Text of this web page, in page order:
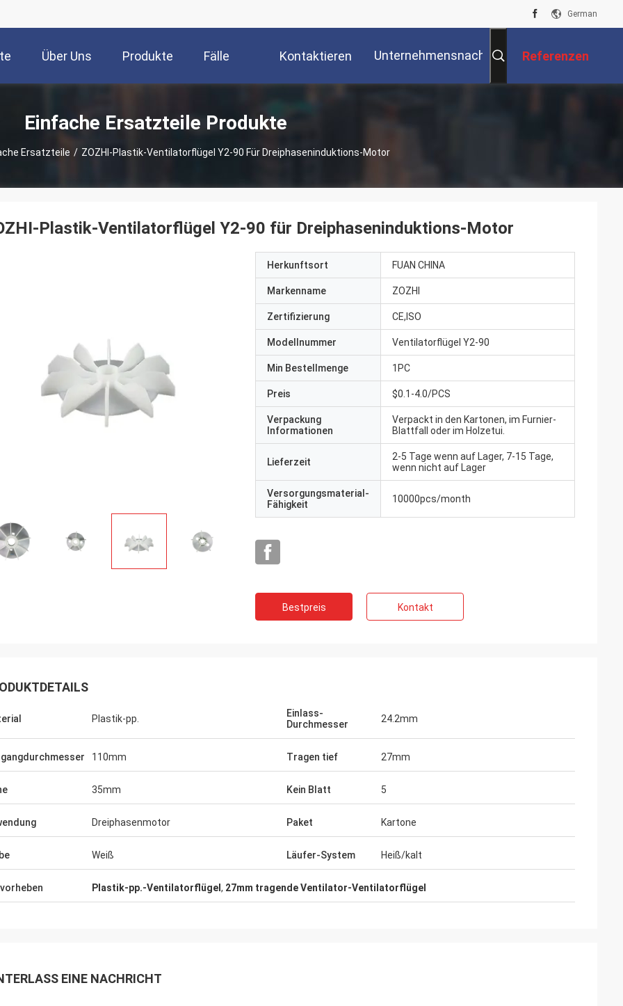
German
Über Uns Produkte Fälle Kontaktieren UnternehmensnachrichtenReferenzen
Einfache Ersatzteile Produkte
Ersatzteile / ZOZHI-Plastik-Ventilatorflügel Y2-90 Für Dreiphaseninduktions-Motor
Mr.Reuben-kimwolo
Produkten glücklich.
Mr.Yılmaz Türkoğlu
Haben für mehr als 3 Jahre sehr Berufs
in unseren Arten der Ausrüstung
Vadim Zabiiaka
Plastik-Ventilatorflügel Y2-90 für Dreiphaseninduktions-Motor
Herkunftsort FUAN CHINA
Markenname ZOZHI
Zertifizierung CE,ISO
Modellnummer Ventilatorflügel Y2-90
Min Bestellmenge 1PC
Preis $0.1-4.0/PCS
Verpackung
Informationen
Verpackt in den Kartonen, im Furnier-
Blattfall oder im Holzetui.
Lieferzeit
2-5 Tage wenn auf Lager, 7-15 Tage,
wenn nicht auf Lager
Versorgungsmaterial-
Fähigkeit
10000pcs/month
Bestpreis Kontakt
Plastik-pp.
Einlass-
Durchmesser
24.2mm
110mm Tragen tief 27mm
35mm Kein Blatt 5
Dreiphasenmotor Paket Kartone
Weiß Läufer-System Heiß/kalt
Plastik-pp.-Ventilatorflügel , 27mm tragende Ventilator-Ventilatorflügel
EINE NACHRICHT